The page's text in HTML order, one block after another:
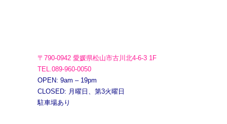
〒790-0942 愛媛県松山市古川北4-6-3 1F
TEL.089-960-0050
OPEN: 9am – 19pm
CLOSED: 月曜日、第3火曜日
駐車場あり